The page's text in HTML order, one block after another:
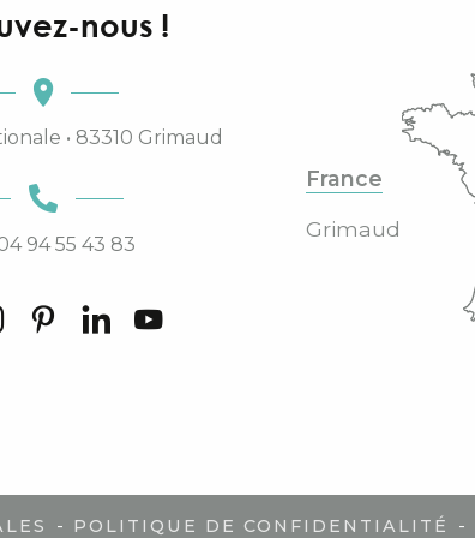
nous !
• 83310 Grimaud
94 55 43 83
France
Grimaud
- POLITIQUE DE CONFIDENTIALITÉ -